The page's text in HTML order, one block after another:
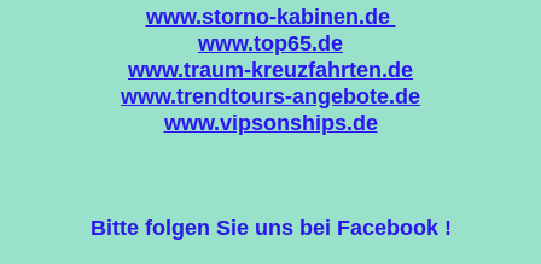
www.storno-kabinen.de
www.top65.de
www.traum-kreuzfahrten.de
www.trendtours-angebote.de
www.vipsonships.de
Bitte folgen Sie uns bei Facebook !